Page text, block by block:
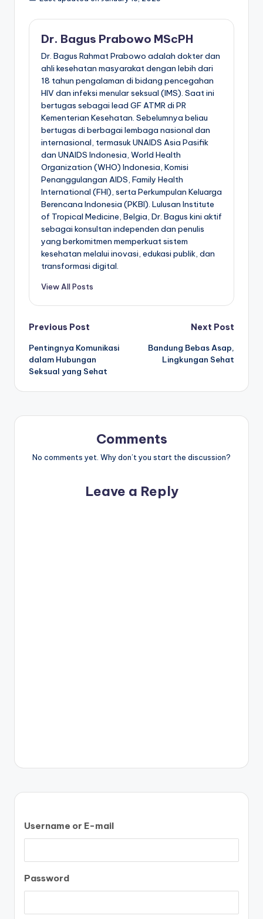
Dr. Bagus Prabowo MScPH
Dr. Bagus Rahmat Prabowo adalah dokter dan
ahli kesehatan masyarakat dengan lebih dari
18 tahun pengalaman di bidang pencegahan
HIV dan infeksi menular seksual (IMS). Saat ini
bertugas sebagai lead GF ATMR di PR
Kementerian Kesehatan. Sebelumnya beliau
bertugas di berbagai lembaga nasional dan
internasional, termasuk UNAIDS Asia Pasifik
dan UNAIDS Indonesia, World Health
Organization (WHO) Indonesia, Komisi
Penanggulangan AIDS, Family Health
International (FHI), serta Perkumpulan Keluarga
Berencana Indonesia (PKBI). Lulusan Institute
of Tropical Medicine, Belgia, Dr. Bagus kini aktif
sebagai konsultan independen dan penulis
yang berkomitmen memperkuat sistem
kesehatan melalui inovasi, edukasi publik, dan
transformasi digital.
View All Posts
Post
navigation
Previous Post
Pentingnya Komunikasi
dalam Hubungan
Seksual yang Sehat
Next Post
Bandung Bebas Asap,
Lingkungan Sehat
Comments
No comments yet. Why don’t you start the discussion?
Leave a Reply
Username or E-mail
Password